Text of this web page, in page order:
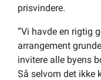
prisvindere.
”Vi havde en rigtig
arrangement
invitere alle byens
Så selvom det ikke